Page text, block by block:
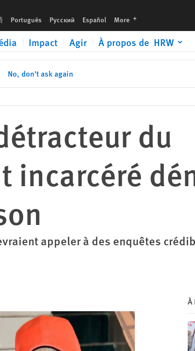
Português Русский Español More languages
Impact Agir À propos de HRW
No, don't ask again
du
incarcéré
appeler à des enquêtes
À